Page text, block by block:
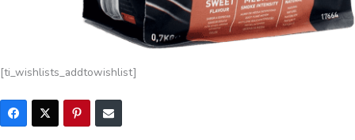
[ti_wishlists_addtowishlist]